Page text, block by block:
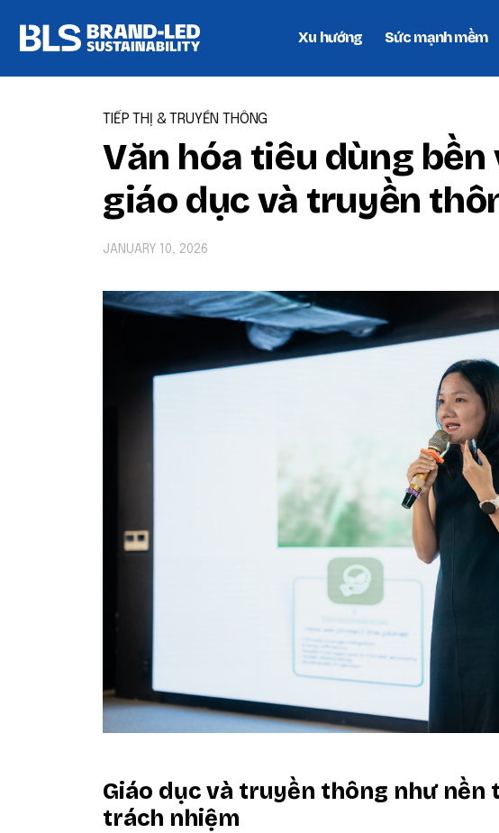
Xu hướng Sức mạnh mềm
TIẾP THỊ & TRUYỀN THÔNG
Văn hóa tiêu dùng
giáo dục và truyền
JANUARY 10, 2026
Giáo dục và truyền thông như nền
trách nhiệm